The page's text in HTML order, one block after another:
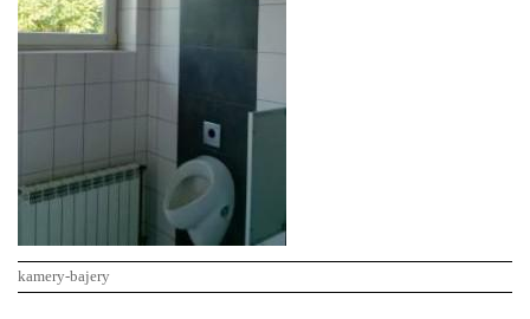
kamery-bajery